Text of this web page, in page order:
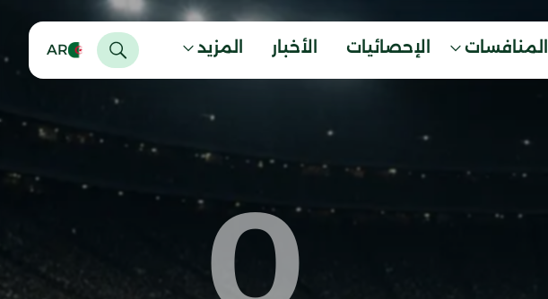
المنافسات الإحصائيات الأخبار المزيد AR
0